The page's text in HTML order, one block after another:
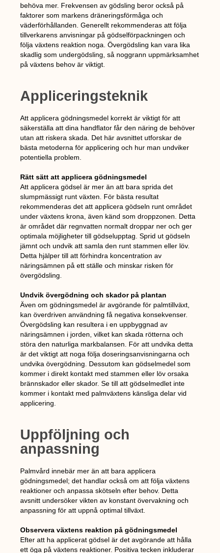
behöva mer. Frekvensen av gödsling beror också på
faktorer som markens dräneringsförmåga och
väderförhållanden. Generellt rekommenderas att följa
tillverkarens anvisningar på gödselförpackningen och
följa växtens reaktion noga. Övergödsling kan vara lika
skadlig som undergödsling, så noggrann uppmärksamhet
på växtens behov är viktigt.
Appliceringsteknik
Att applicera gödningsmedel korrekt är viktigt för att
säkerställa att dina handflator får den näring de behöver
utan att riskera skada. Det här avsnittet utforskar de
bästa metoderna för applicering och hur man undviker
potentiella problem.
Rätt sätt att applicera gödningsmedel
Att applicera gödsel är mer än att bara sprida det
slumpmässigt runt växten. För bästa resultat
rekommenderas det att applicera gödseln runt området
under växtens krona, även känd som droppzonen. Detta
är området där regnvatten normalt droppar ner och ger
optimala möjligheter till gödselupptag. Sprid ut gödseln
jämnt och undvik att samla den runt stammen eller löv.
Detta hjälper till att förhindra koncentration av
näringsämnen på ett ställe och minskar risken för
övergödsling.
Undvik övergödning och skador på plantan
Även om gödningsmedel är avgörande för palmtillväxt,
kan överdriven användning få negativa konsekvenser.
Övergödsling kan resultera i en uppbyggnad av
näringsämnen i jorden, vilket kan skada rötterna och
störa den naturliga markbalansen. För att undvika detta
är det viktigt att noga följa doseringsanvisningarna och
undvika övergödning. Dessutom kan gödselmedel som
kommer i direkt kontakt med stammen eller löv orsaka
brännskador eller skador. Se till att gödselmedlet inte
kommer i kontakt med palmväxtens känsliga delar vid
applicering.
Uppföljning och
anpassning
Palmvård innebär mer än att bara applicera
gödningsmedel; det handlar också om att följa växtens
reaktioner och anpassa skötseln efter behov. Detta
avsnitt undersöker vikten av konstant övervakning och
anpassning för att uppnå optimal tillväxt.
Observera växtens reaktion på gödningsmedel
Efter att ha applicerat gödsel är det avgörande att hålla
ett öga på växtens reaktioner. Positiva tecken inkluderar